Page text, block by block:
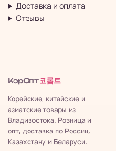
Доставка и оплата
Отзывы
КорОпт 코롭트
Корейские, китайские и
азиатские товары из
Владивостока. Розница и
опт, доставка по России,
Казахстану и Беларуси.